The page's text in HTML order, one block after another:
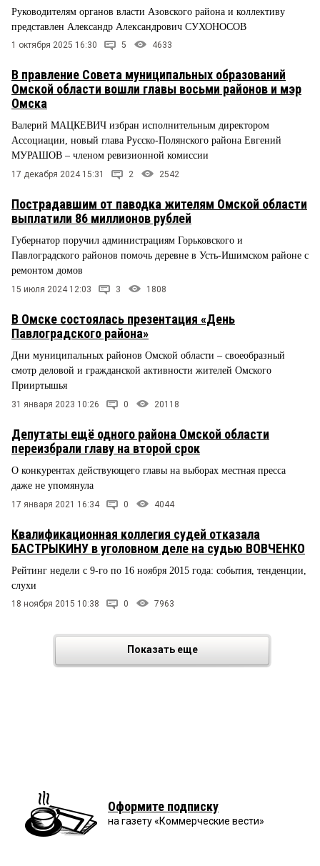
Руководителям органов власти Азовского района и коллективу
представлен Александр Александрович СУХОНОСОВ
1 октября 2025 16:30 5 4633
В правление Совета муниципальных образований
Омской области вошли главы восьми районов и мэр
Омска
Валерий МАЦКЕВИЧ избран исполнительным директором
Ассоциации, новый глава Русско-Полянского района Евгений
МУРАШОВ – членом ревизионной комиссии
17 декабря 2024 15:31 2 2542
Пострадавшим от паводка жителям Омской области
выплатили 86 миллионов рублей
Губернатор поручил администрациям Горьковского и
Павлоградского районов помочь деревне в Усть-Ишимском районе с
ремонтом домов
15 июля 2024 12:03 3 1808
В Омске состоялась презентация «День
Павлоградского района»
Дни муниципальных районов Омской области – своеобразный
смотр деловой и гражданской активности жителей Омского
Прииртышья
31 января 2023 10:26 0 20118
Депутаты ещё одного района Омской области
переизбрали главу на второй срок
О конкурентах действующего главы на выборах местная пресса
даже не упомянула
17 января 2021 16:34 0 4044
Квалификационная коллегия судей отказала
БАСТРЫКИНУ в уголовном деле на судью ВОВЧЕНКО
Рейтинг недели с 9-го по 16 ноября 2015 года: события, тенденции,
слухи
18 ноября 2015 10:38 0 7963
Показать еще
Оформите подписку
на газету «Коммерческие вести»